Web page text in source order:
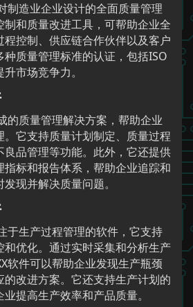
制造业企业设计的全面质量管理
和质量改进工具，可帮助企业全
控制、供应链合作伙伴以及客户
质量管理标准的认证，包括ISO
市场竞争力。
的质量管理解决方案，帮助企业
。它支持质量计划制定、质量过程
良品管理等功能。此外，它还提供
标和报告体系，帮助企业追踪和
现并解决质量问题。
于生产过程管理的软件，它支持
和优化。通过实时采集和分析生产
软件可以帮助企业发现生产瓶颈
改进方案。它还支持生产计划的
提高生产效率和产品质量。